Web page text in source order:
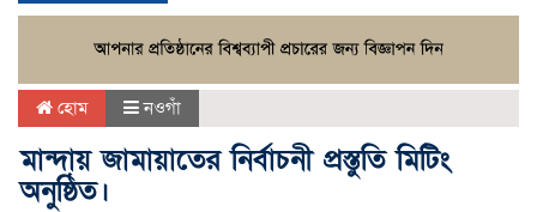
হোম নওগাঁ
মান্দায় জামায়াতের নির্বাচনী প্রস্তুতি মিটিং
অনুষ্ঠিত।